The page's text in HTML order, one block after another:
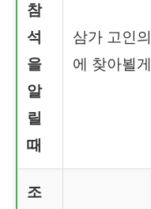
참
석
을
알
릴
때
삼가 고인
에 찾아뵐
조